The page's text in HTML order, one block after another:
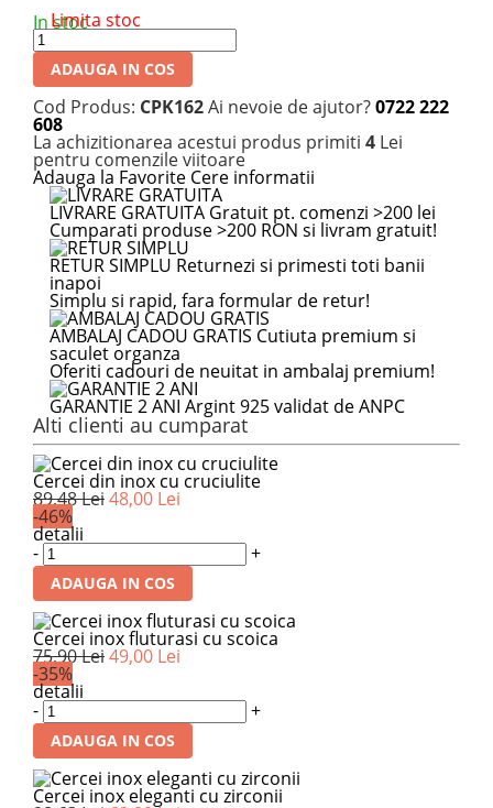
In stoc
Limita stoc
ADAUGA IN COS
Cod Produs: CPK162Ai nevoie de ajutor?0722 222
608
La achizitionarea acestui produs primiti 4 Lei
pentru comenzile viitoare
Adauga la Favorite Cere informatii
LIVRARE GRATUITA Gratuit pt. comenzi >200 lei
Cumparati produse >200 RON si livram gratuit!
RETUR SIMPLU Returnezi si primesti toti banii
inapoi
Simplu si rapid, fara formular de retur!
AMBALAJ CADOU GRATIS Cutiuta premium si
saculet organza
Oferiti cadouri de neuitat in ambalaj premium!
GARANTIE 2 ANI Argint 925 validat de ANPC
Alti clienti au cumparat
Cercei din inox cu cruciulite
89,48 Lei48,00 Lei
-46%
detalii
- +
ADAUGA IN COS
Cercei inox fluturasi cu scoica
75,90 Lei49,00 Lei
-35%
detalii
- +
ADAUGA IN COS
Cercei inox eleganti cu zirconii